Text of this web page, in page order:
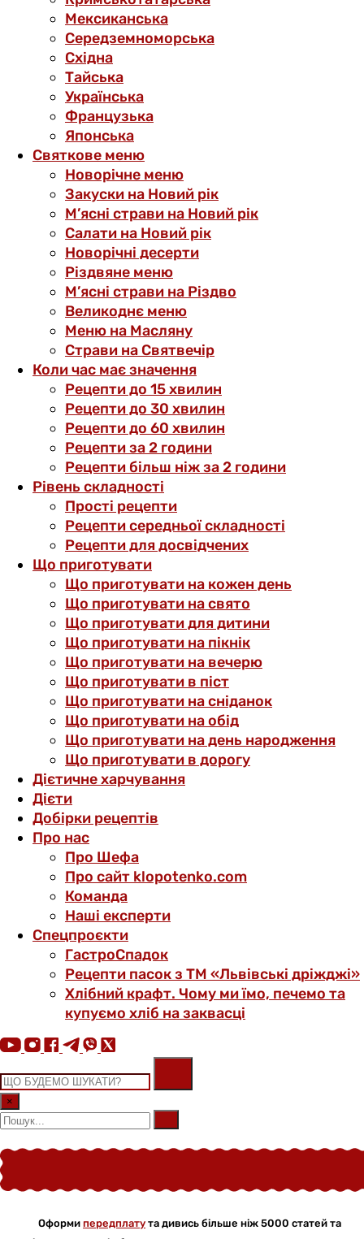
Мексиканська
Середземноморська
Східна
Тайська
Українська
Французька
Японська
Святкове меню
Новорічне меню
Закуски на Новий рік
М’ясні страви на Новий рік
Салати на Новий рік
Новорічні десерти
Різдвяне меню
М’ясні страви на Різдво
Великоднє меню
Меню на Масляну
Страви на Святвечір
Коли час має значення
Рецепти до 15 хвилин
Рецепти до 30 хвилин
Рецепти до 60 хвилин
Рецепти за 2 години
Рецепти більш ніж за 2 години
Рівень складності
Прості рецепти
Рецепти середньої складності
Рецепти для досвідчених
Що приготувати
Що приготувати на кожен день
Що приготувати на свято
Що приготувати для дитини
Що приготувати на пікнік
Що приготувати на вечерю
Що приготувати в піст
Що приготувати на сніданок
Що приготувати на обід
Що приготувати на день народження
Що приготувати в дорогу
Дієтичне харчування
Дієти
Добірки рецептів
Про нас
Про Шефа
Про сайт klopotenko.com
Команда
Наші експерти
Спецпроєкти
ГастроСпадок
Рецепти пасок з ТМ «Львівські дріжджі»
Хлібний крафт. Чому ми їмо, печемо та
купуємо хліб на заквасці
×
Оформи передплату та дивись більше ніж 5000 статей та